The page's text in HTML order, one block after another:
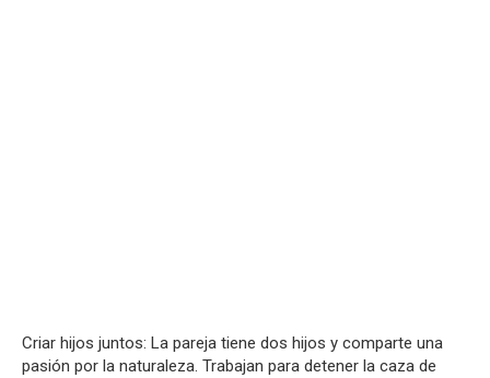
Criar hijos juntos: La pareja tiene dos hijos y comparte una
pasión por la naturaleza. Trabajan para detener la caza de